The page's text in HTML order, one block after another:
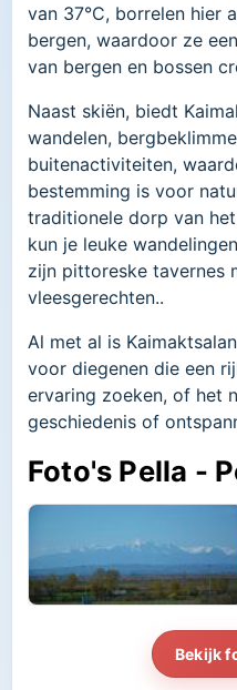
van 37°C, borrelen hier
bergen, waardoor ze
van bergen en bossen
Naast skiën, biedt
wandelen,
buitenactiviteiten,
bestemming is voor
traditionele dorp van
kun je leuke
zijn pittoreske tavernes
vleesgerechten..
Al met al is
voor diegenen die een
ervaring zoeken, of het
geschiedenis of
Foto's Pella -
Bekijk